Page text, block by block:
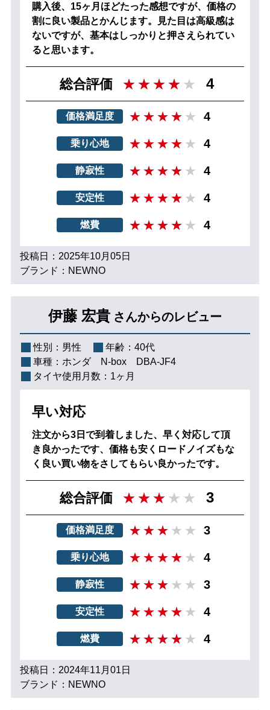
購入後、15ヶ月ほどたった感想ですが、価格の
割に良い製品とかんじます。見た目は高級感は
ないですが、基本はしっかりと押さえられてい
ると思います。
総合評価 4
価格満足度 4
乗り心地 4
静寂性 4
安定性 4
燃費 4
投稿日：2025年10月05日
ブランド：NEWNO
伊藤 宏貴 さんからのレビュー
性別： 男性 年齢： 40代
車種： ホンダ N‐box DBA-JF4
タイヤ使用月数： 1ヶ月
早い対応
注文から3日で到着しました、早く対応して頂
き良かったです、価格も安くロードノイズもな
く良い買い物をさしてもらい良かったです。
総合評価 3
価格満足度 3
乗り心地 4
静寂性 3
安定性 4
燃費 4
投稿日：2024年11月01日
ブランド：NEWNO